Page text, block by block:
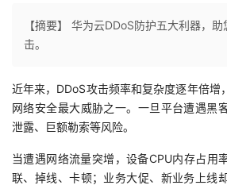
个
人
主
我
的
【摘要】 华为云DDoS防护五大利器，
击。
近年来，DDoS攻击频率和复杂度逐年倍增
网络安全最大威胁之一。一旦平台遭遇黑
泄露、巨额勒索等风险。
当遭遇网络流量突增，设备CPU内存占用
联、掉线、卡顿；业务大促、新业务上线